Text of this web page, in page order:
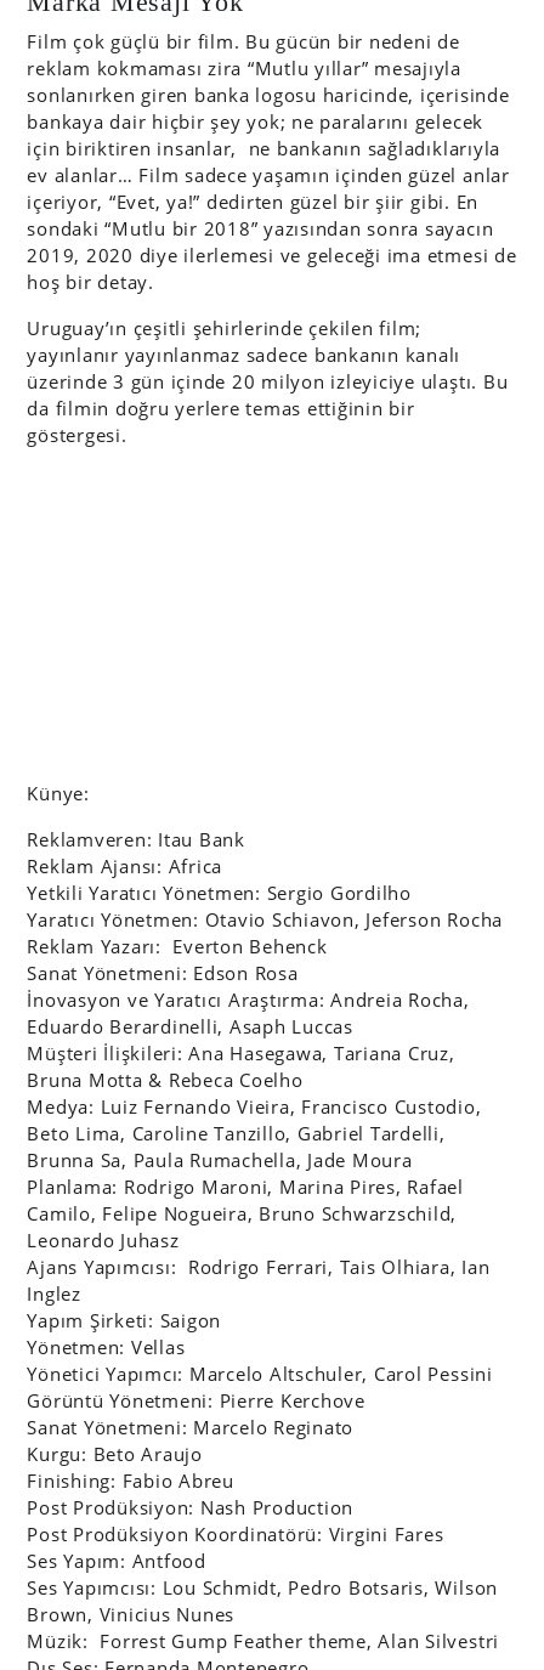
Film çok güçlü bir film. Bu gücün bir nedeni de
reklam kokmaması zira “Mutlu yıllar” mesajıyla
sonlanırken giren banka logosu haricinde, içerisinde
bankaya dair hiçbir şey yok; ne paralarını gelecek
için biriktiren insanlar, ne bankanın sağladıklarıyla
ev alanlar… Film sadece yaşamın içinden güzel anlar
içeriyor, “Evet, ya!” dedirten güzel bir şiir gibi. En
sondaki “Mutlu bir 2018” yazısından sonra sayacın
2019, 2020 diye ilerlemesi ve geleceği ima etmesi de
hoş bir detay.
Uruguay’ın çeşitli şehirlerinde çekilen film;
yayınlanır yayınlanmaz sadece bankanın kanalı
üzerinde 3 gün içinde 20 milyon izleyiciye ulaştı. Bu
da filmin doğru yerlere temas ettiğinin bir
göstergesi.
Künye:
Reklamveren: Itau Bank
Reklam Ajansı: Africa
Yetkili Yaratıcı Yönetmen: Sergio Gordilho
Yaratıcı Yönetmen: Otavio Schiavon, Jeferson Rocha
Reklam Yazarı: Everton Behenck
Sanat Yönetmeni: Edson Rosa
İnovasyon ve Yaratıcı Araştırma: Andreia Rocha,
Eduardo Berardinelli, Asaph Luccas
Müşteri İlişkileri: Ana Hasegawa, Tariana Cruz,
Bruna Motta & Rebeca Coelho
Medya: Luiz Fernando Vieira, Francisco Custodio,
Beto Lima, Caroline Tanzillo, Gabriel Tardelli,
Brunna Sa, Paula Rumachella, Jade Moura
Planlama: Rodrigo Maroni, Marina Pires, Rafael
Camilo, Felipe Nogueira, Bruno Schwarzschild,
Leonardo Juhasz
Ajans Yapımcısı: Rodrigo Ferrari, Tais Olhiara, Ian
Inglez
Yapım Şirketi: Saigon
Yönetmen: Vellas
Yönetici Yapımcı: Marcelo Altschuler, Carol Pessini
Görüntü Yönetmeni: Pierre Kerchove
Sanat Yönetmeni: Marcelo Reginato
Kurgu: Beto Araujo
Finishing: Fabio Abreu
Post Prodüksiyon: Nash Production
Post Prodüksiyon Koordinatörü: Virgini Fares
Ses Yapım: Antfood
Ses Yapımcısı: Lou Schmidt, Pedro Botsaris, Wilson
Brown, Vinicius Nunes
Müzik: Forrest Gump Feather theme, Alan Silvestri